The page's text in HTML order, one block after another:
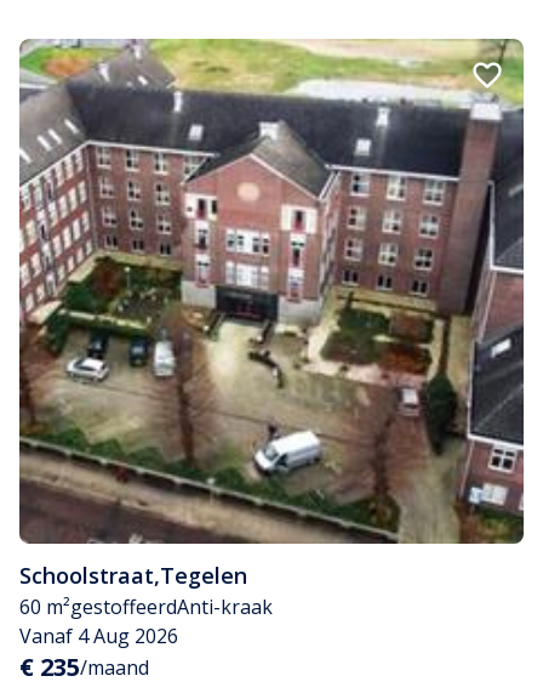
Schoolstraat,Tegelen
60 m²gestoffeerdAnti-kraak
Vanaf 4 Aug 2026
€ 235/maand